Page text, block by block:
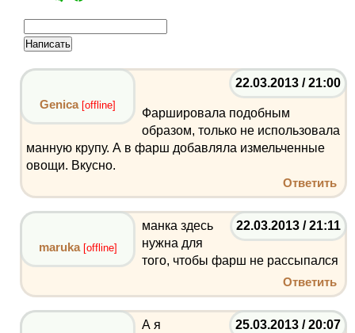
22.03.2013 / 21:00
Genica [offline]
Фаршировала подобным
образом, только не использовала
манную крупу. А в фарш добавляла измельченные
овощи. Вкусно.
Ответить
22.03.2013 / 21:11
maruka [offline]
манка здесь
нужна для
того, чтобы фарш не рассыпался
Ответить
25.03.2013 / 20:07
А я